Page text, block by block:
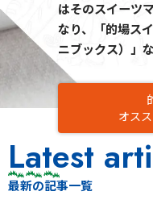
はそのスイーツ
なり、「的場ス
ニブックス）」
オス
Latest
最新の記事一覧